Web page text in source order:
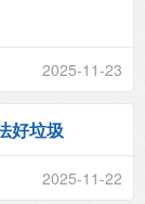
2025-11-23
好垃圾
2025-11-22